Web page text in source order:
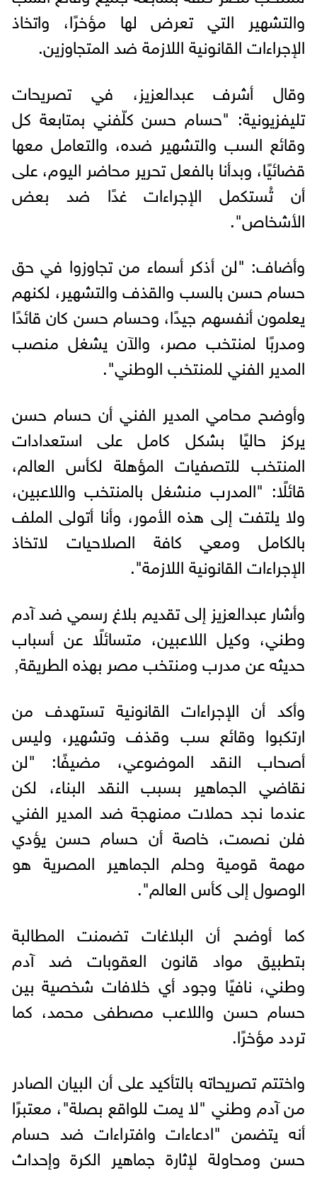
والتشهير التي تعرض لها مؤخرًا، واتخاذ
الإجراءات القانونية اللازمة ضد المتجاوزين.
وقال أشرف عبدالعزيز، في تصريحات
تليفزيونية: "حسام حسن كلّفني بمتابعة كل
وقائع السب والتشهير ضده، والتعامل معها
قضائيًا، وبدأنا بالفعل تحرير محاضر اليوم، على
أن تُستكمل الإجراءات غدًا ضد بعض
الأشخاص".
وأضاف: "لن أذكر أسماء من تجاوزوا في حق
حسام حسن بالسب والقذف والتشهير، لكنهم
يعلمون أنفسهم جيدًا، وحسام حسن كان قائدًا
ومدربًا لمنتخب مصر، والآن يشغل منصب
المدير الفني للمنتخب الوطني".
وأوضح محامي المدير الفني أن حسام حسن
يركز حاليًا بشكل كامل على استعدادات
المنتخب للتصفيات المؤهلة لكأس العالم،
قائلًا: "المدرب منشغل بالمنتخب واللاعبين،
ولا يلتفت إلى هذه الأمور، وأنا أتولى الملف
بالكامل ومعي كافة الصلاحيات لاتخاذ
الإجراءات القانونية اللازمة".
وأشار عبدالعزيز إلى تقديم بلاغ رسمي ضد آدم
وطني، وكيل اللاعبين، متسائلًا عن أسباب
حديثه عن مدرب ومنتخب مصر بهذه الطريقة,
وأكد أن الإجراءات القانونية تستهدف من
ارتكبوا وقائع سب وقذف وتشهير، وليس
أصحاب النقد الموضوعي، مضيفًا: "لن
نقاضي الجماهير بسبب النقد البناء، لكن
عندما نجد حملات ممنهجة ضد المدير الفني
فلن نصمت، خاصة أن حسام حسن يؤدي
مهمة قومية وحلم الجماهير المصرية هو
الوصول إلى كأس العالم".
كما أوضح أن البلاغات تضمنت المطالبة
بتطبيق مواد قانون العقوبات ضد آدم
وطني، نافيًا وجود أي خلافات شخصية بين
حسام حسن واللاعب مصطفى محمد، كما
تردد مؤخرًا.
واختتم تصريحاته بالتأكيد على أن البيان الصادر
من آدم وطني "لا يمت للواقع بصلة"، معتبرًا
أنه يتضمن "ادعاءات وافتراءات ضد حسام
حسن ومحاولة لإثارة جماهير الكرة وإحداث